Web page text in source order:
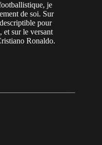
je
de soi. Sur
pour
et sur le versant
Ronaldo.